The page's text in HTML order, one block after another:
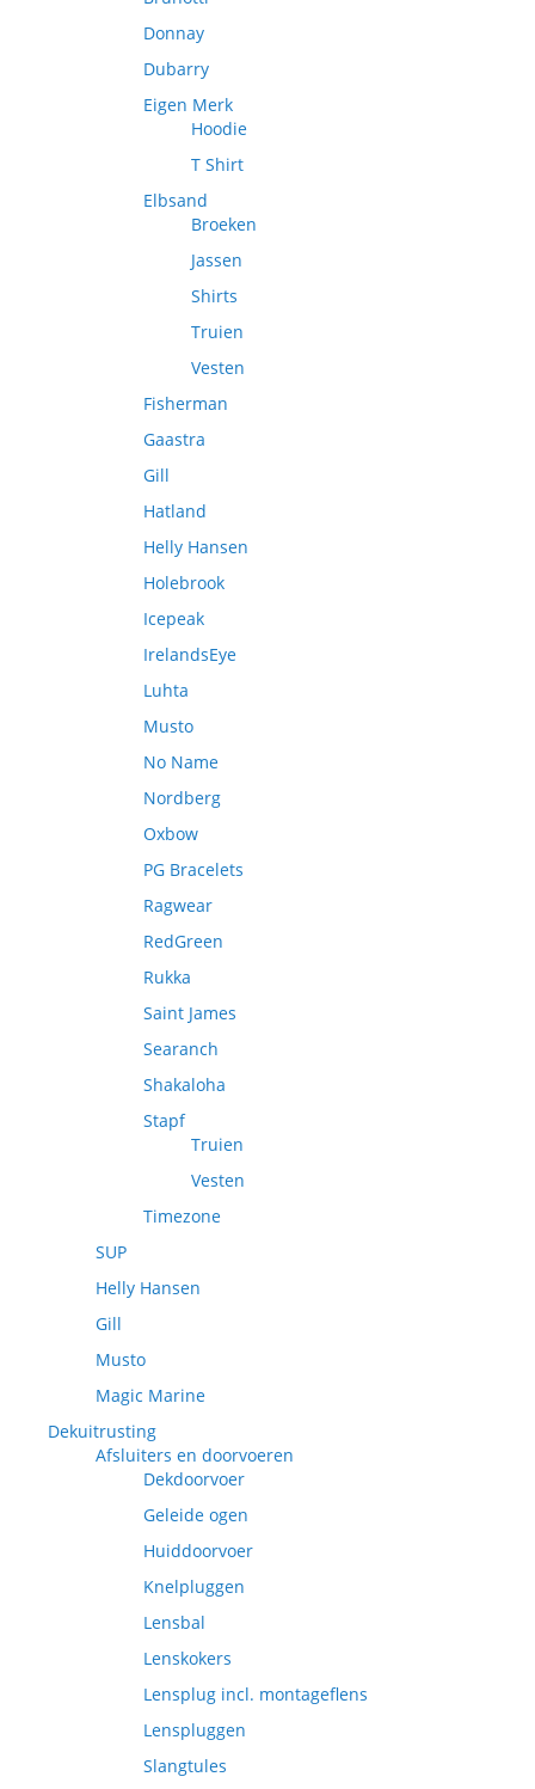
Donnay
Dubarry
Eigen Merk
Hoodie
T Shirt
Elbsand
Broeken
Jassen
Shirts
Truien
Vesten
Fisherman
Gaastra
Gill
Hatland
Helly Hansen
Holebrook
Icepeak
IrelandsEye
Luhta
Musto
No Name
Nordberg
Oxbow
PG Bracelets
Ragwear
RedGreen
Rukka
Saint James
Searanch
Shakaloha
Stapf
Truien
Vesten
Timezone
SUP
Helly Hansen
Gill
Musto
Magic Marine
Dekuitrusting
Afsluiters en doorvoeren
Dekdoorvoer
Geleide ogen
Huiddoorvoer
Knelpluggen
Lensbal
Lenskokers
Lensplug incl. montageflens
Lenspluggen
Slangtules